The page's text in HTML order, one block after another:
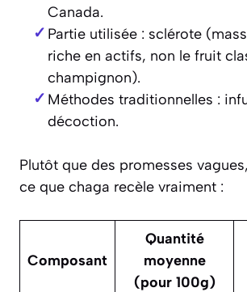
Canada.
Partie utilisée : sclérote
riche en actifs, non le fruit
champignon).
Méthodes traditionnelles :
décoction.
Plutôt que des promesses
ce que chaga recèle vraiment :
Composant
Quantité
moyenne
(pour 100g)